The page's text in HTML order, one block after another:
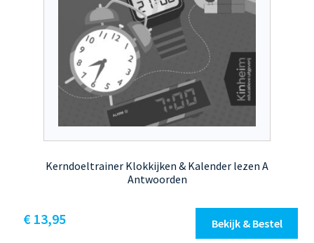
Kerndoeltrainer Klokkijken & Kalender lezen A
Antwoorden
€13,95 Bekijk & Bestel